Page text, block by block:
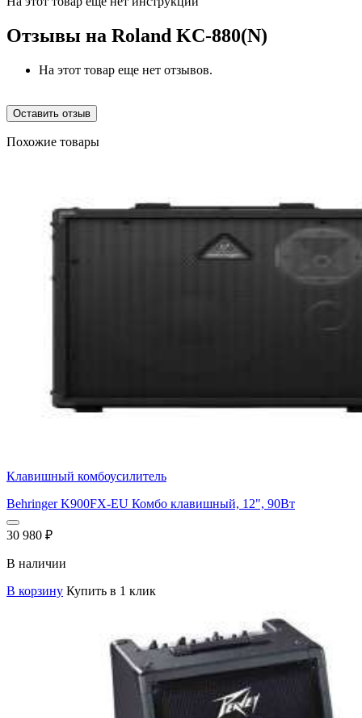
Отзывы на Roland KC-880(N)
На этот товар еще нет отзывов.
Оставить отзыв
Похожие товары
Клавишный комбоусилитель
Behringer K900FX-EU Комбо клавишный, 12", 90Вт
30 980 ₽
В наличии
В корзину Купить в 1 клик